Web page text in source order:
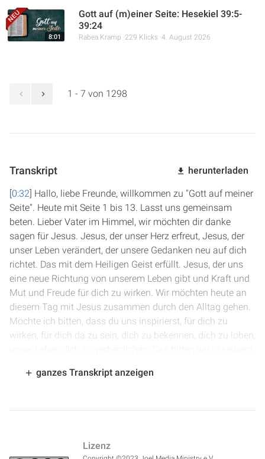
8:01
Gott auf (m)einer Seite: Hesekiel 39:5-
39:24
Rabea Kramp 229 Klicks 4. August 2026
1 - 7 von 1298
Transkript herunterladen
[0:32] Hallo, liebe Freunde, willkommen zu "Gott auf meiner
Seite". Heute mit Seite 1 bis 13. Lasst uns gemeinsam
beten. Lieber Vater im Himmel, wir möchten dir danke
sagen für Jesus. Jesus, der unser Herz erfreut, Jesus, der
unser Leben verändert, der unsere Gedanken neu auf dich
richtet. Das mit dem Heiligen Geist erfüllt. Jesus, der uns
eine neue Richtung von unserem Leben gibt und Kraft und
Mut und Freude für dich zu wirken. Wir möchten heute an
diesem Tag mit Jesus zusammen durch den Alltag gehen.
Möchte ich bitten, dass du uns inspirierst, für dich zu
wirken, für dich da zu sein, dich zu bekennen, dich zu loben,
Botschaft, die Jesus in den Evangelien im Matthäus,
ganzes Transkript anzeigen
Lizenz